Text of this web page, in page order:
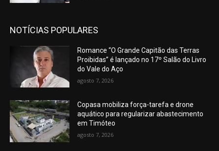
NOTÍCIAS POPULARES
Romance “O Grande Capitão das Terras
Proibidas” é lançado no 17º Salão do Livro
do Vale do Aço
agosto 7, 2026
Copasa mobiliza força-tarefa e drone
aquático para regularizar abastecimento
em Timóteo
agosto 7, 2026